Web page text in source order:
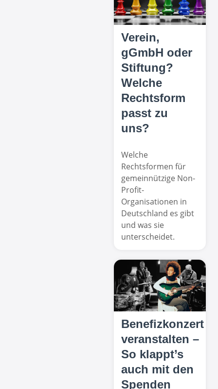
Verein,
gGmbH oder
Stiftung?
Welche
Rechtsform
passt zu
uns?
Welche
Rechtsformen für
gemeinnützige Non-
Profit-
Organisationen in
Deutschland es gibt
und was sie
unterscheidet.
Benefizkonzert
veranstalten –
So klappt’s
auch mit den
Spenden